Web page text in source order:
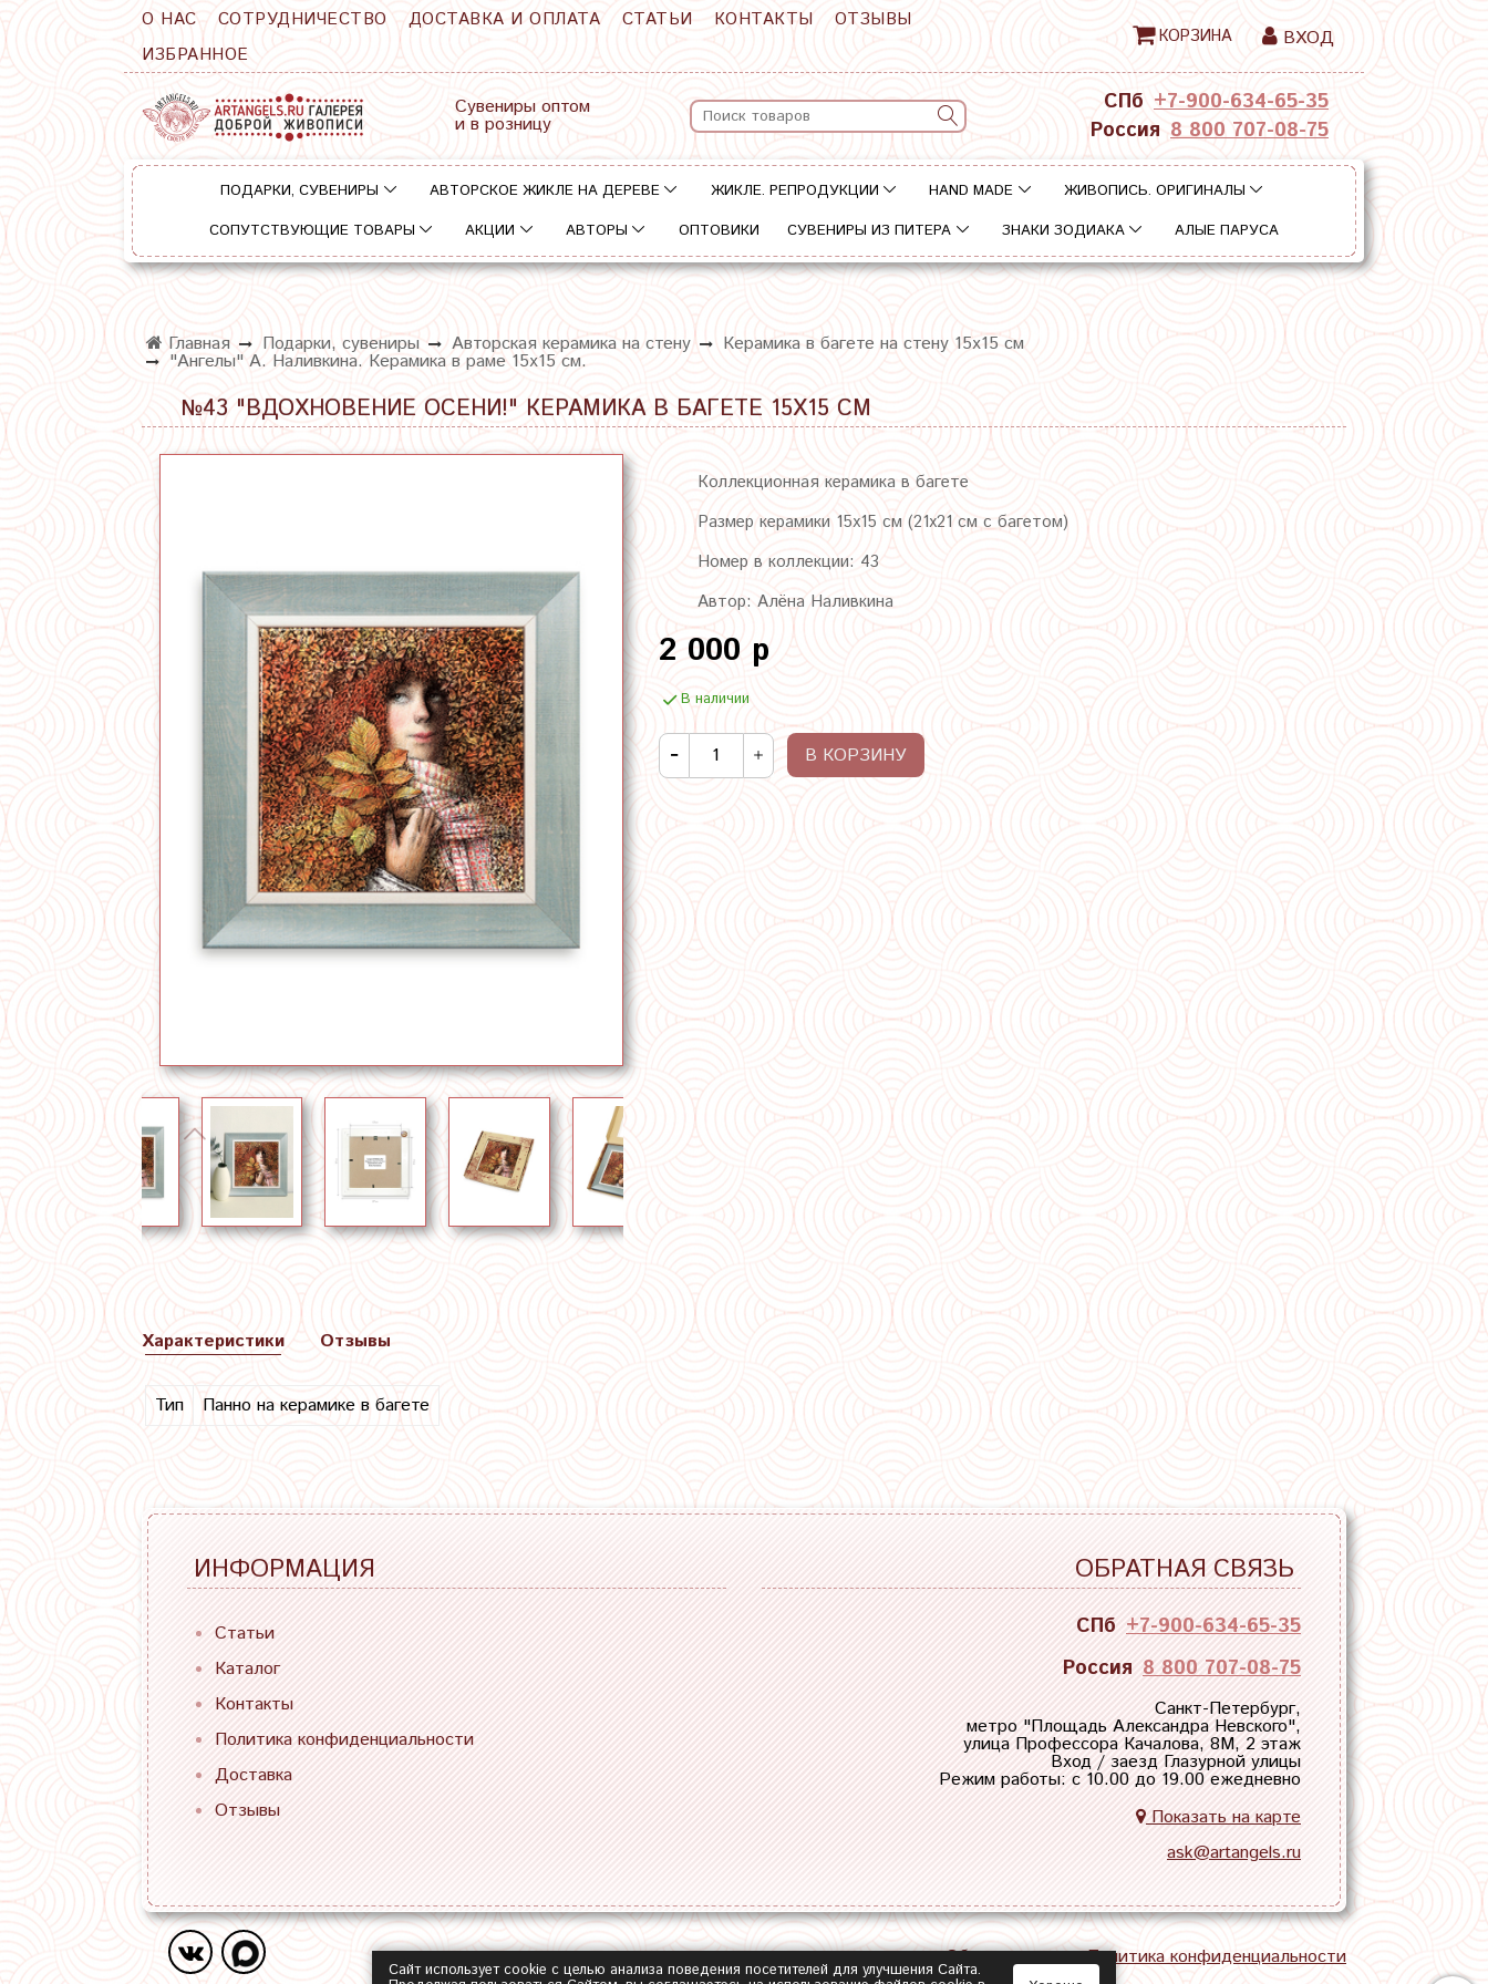
О НАС СОТРУДНИЧЕСТВО ДОСТАВКА И ОПЛАТА СТАТЬИ КОНТАКТЫ
ОТЗЫВЫ
ИЗБРАННОЕ
КОРЗИНА ВХОД
Сувениры оптом
и в розницу
СПб +7-900-634-65-35
Россия 8 800 707-08-75
ПОДАРКИ, СУВЕНИРЫ АВТОРСКОЕ ЖИКЛЕ НА ДЕРЕВЕ ЖИКЛЕ. РЕПРОДУКЦИИ HAND MADE
ЖИВОПИСЬ. ОРИГИНАЛЫ
СОПУТСТВУЮЩИЕ ТОВАРЫ
АКЦИИ АВТОРЫ ОПТОВИКИ СУВЕНИРЫ ИЗ ПИТЕРА ЗНАКИ ЗОДИАКА АЛЫЕ ПАРУСА
Главная Подарки, сувениры Авторская керамика на стену Керамика в багете на стену 15х15 см
"Ангелы" А. Наливкина. Керамика в раме 15х15 см.
№43 "ВДОХНОВЕНИЕ ОСЕНИ!" КЕРАМИКА В БАГЕТЕ 15Х15 СМ
Коллекционная керамика в багете
Размер керамики 15х15 см (21х21 см с багетом)
Номер в коллекции: 43
Автор: Алёна Наливкина
2 000 р
В наличии
В КОРЗИНУ
Характеристики
Тип Панно на керамике в багете
Отзывы
ИНФОРМАЦИЯ
Статьи
Каталог
Контакты
Политика конфиденциальности
Доставка
Отзывы
ОБРАТНАЯ СВЯЗЬ
СПб +7-900-634-65-35
Россия 8 800 707-08-75
Санкт-Петербург,
метро "Площадь Александра Невского",
улица Профессора Качалова, 8М, 2 этаж
Вход / заезд Глазурной улицы
Режим работы: с 10.00 до 19.00 ежедневно
Показать на карте
ask@artangels.ru
Обратная связь Политика конфиденциальности
Сайт использует cookie с целью анализа поведения посетителей для улучшения Сайта.